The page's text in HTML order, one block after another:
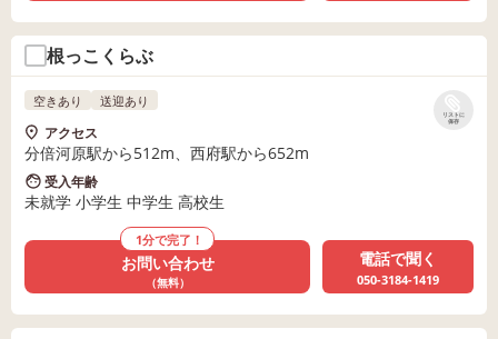
根っこくらぶ
リストに
保存
空きあり 送迎あり
アクセス
分倍河原駅から512m、西府駅から652m
受入年齢
未就学 小学生 中学生 高校生
1分で完了！
お問い合わせ
（無料）
電話で聞く
050-3184-1419